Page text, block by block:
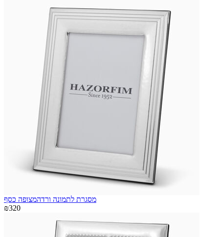
מסגרת לתמונה ורדהמצופה כסף
₪320